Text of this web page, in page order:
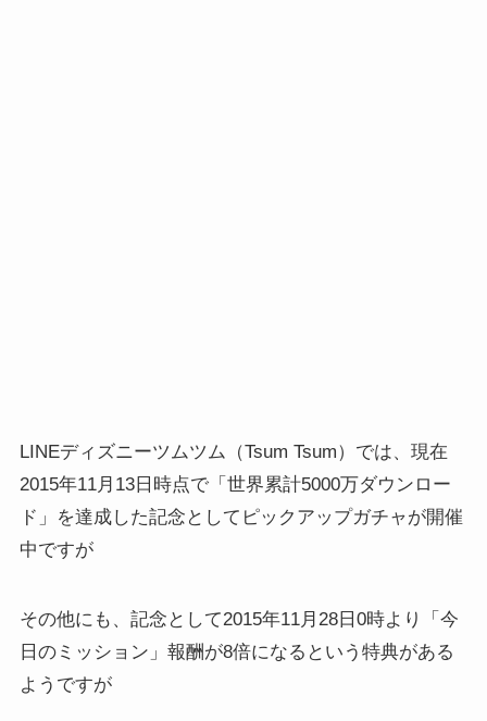
LINEディズニーツムツム（Tsum Tsum）では、現在
2015年11月13日時点で「世界累計5000万ダウンロー
ド」を達成した記念としてピックアップガチャが開催
中ですが
その他にも、記念として2015年11月28日0時より「今
日のミッション」報酬が8倍になるという特典がある
ようですが